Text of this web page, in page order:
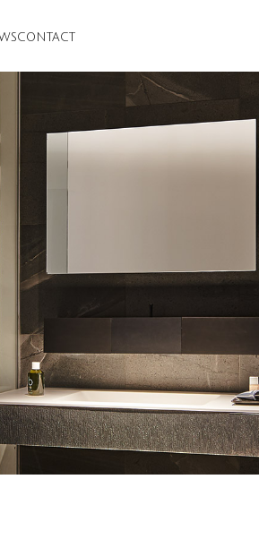
CONTACT